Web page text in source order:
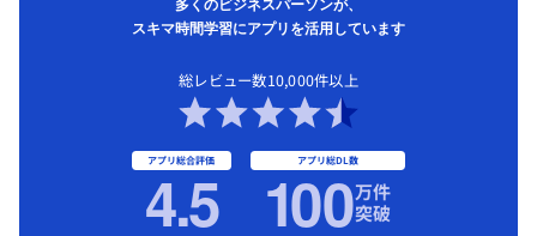
多くのビジネスパーソンが、
スキマ時間学習にアプリを活用しています
総レビュー数10,000件以上
アプリ総合評価
4.5 アプリ総DL数
100万件
突破